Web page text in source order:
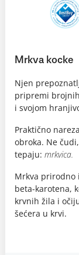
Mrkva kocke
Njen
pripremi
i svojom
Praktično
obroka. Ne
tepaju: mrkvica.
Mrkva prirodno
beta-karotena,
krvnih žila i
šećera u krvi.